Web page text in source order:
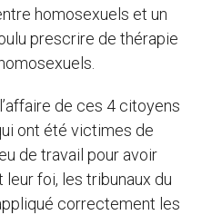
homosexuels et un
prescrire de thérapie
de ces 4 citoyens
ont été victimes de
de travail pour avoir
foi, les tribunaux du
correctement les